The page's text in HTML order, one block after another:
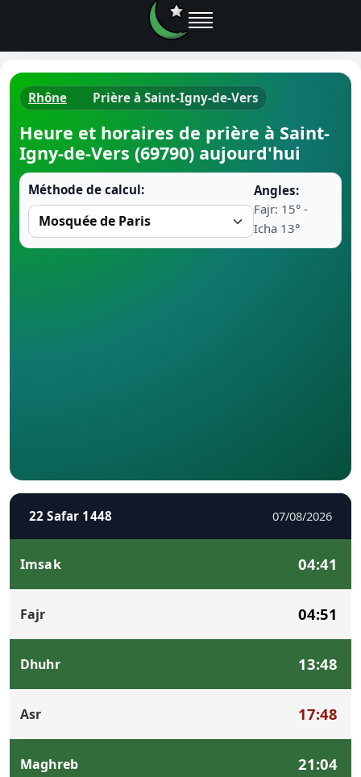
Horaires
Heure de
Ramadan
Rhône Prière à Saint-Igny-de-Vers
Heure et horaires de prière à Saint-
Igny-de-Vers (69790) aujourd'hui
Méthode de calcul:
Angles:
Fajr: 15° -
Icha 13°
22 Safar 1448 07/08/2026
Imsak 04:41
Fajr 04:51
Dhuhr 13:48
Asr 17:48
Maghreb 21:04